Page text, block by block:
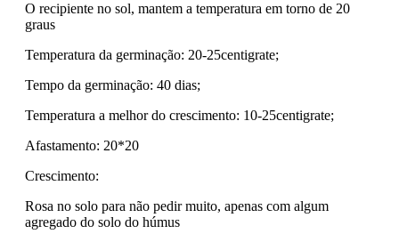
O recipiente no sol, mantem a temperatura em torno de 20
graus
Temperatura da germinação: 20-25centigrate;
Tempo da germinação: 40 dias;
Temperatura a melhor do crescimento: 10-25centigrate;
Afastamento: 20*20
Crescimento:
Rosa no solo para não pedir muito, apenas com algum
agregado do solo do húmus